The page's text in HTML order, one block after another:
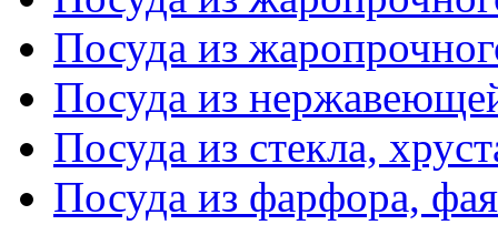
Посуда из
Посуда из
Посуда из стекла,
Посуда из фарфора,